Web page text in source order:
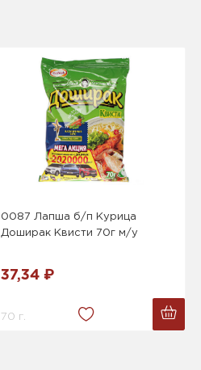
0087 Лапша б/п Курица
Доширак Квисти 70г м/у
37,34 ₽
70 г.